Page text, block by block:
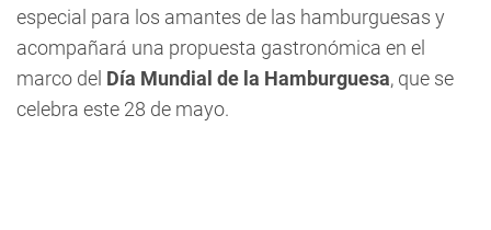
especial para los amantes de las hamburguesas y
acompañará una propuesta gastronómica en el
marco del Día Mundial de la Hamburguesa, que se
celebra este 28 de mayo.